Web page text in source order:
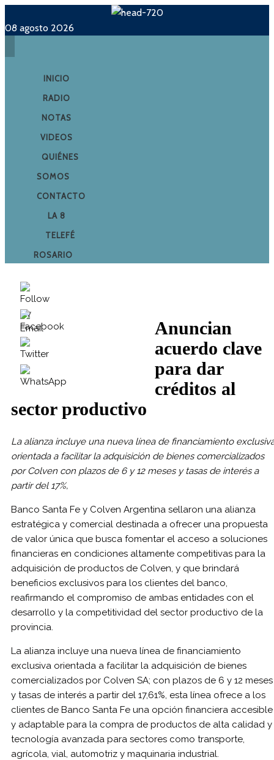
08 agosto 2026
INICIO
RADIO
NOTAS
VIDEOS
QUIÉNES
SOMOS
CONTACTO
LA 8
TELEFÉ
ROSARIO
Anuncian
acuerdo clave
para dar
créditos al
sector productivo
La alianza incluye una nueva línea de financiamiento
orientada a facilitar la adquisición de bienes comercializados
por Colven con plazos de 6 y 12 meses y tasas de interés a
partir del 17%,
Banco Santa Fe y Colven Argentina sellaron una alianza
estratégica y comercial destinada a ofrecer una propuesta
de valor única que busca fomentar el acceso a soluciones
financieras en condiciones altamente competitivas para la
adquisición de productos de Colven, y que brindará
beneficios exclusivos para los clientes del banco,
reafirmando el compromiso de ambas entidades con el
desarrollo y la competitividad del sector productivo de la
provincia.
La alianza incluye una nueva línea de financiamiento
exclusiva orientada a facilitar la adquisición de bienes
comercializados por Colven SA; con plazos de 6 y 12 meses
y tasas de interés a partir del 17,61%, esta línea ofrece a los
clientes de Banco Santa Fe una opción financiera accesible
y adaptable para la compra de productos de alta calidad y
tecnología avanzada para sectores como transporte,
agrícola, vial, automotriz y maquinaria industrial.